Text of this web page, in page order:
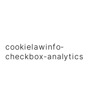
cookielawinfo-
checkbox-analytics